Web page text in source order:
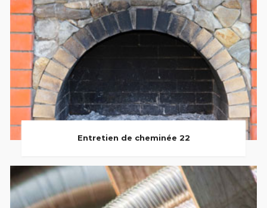
Entretien de cheminée 22